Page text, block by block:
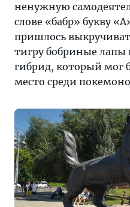
ненужную
слове «бабр» букву
пришлось
тигру бобриные лапы
гибрид, который мог
место среди